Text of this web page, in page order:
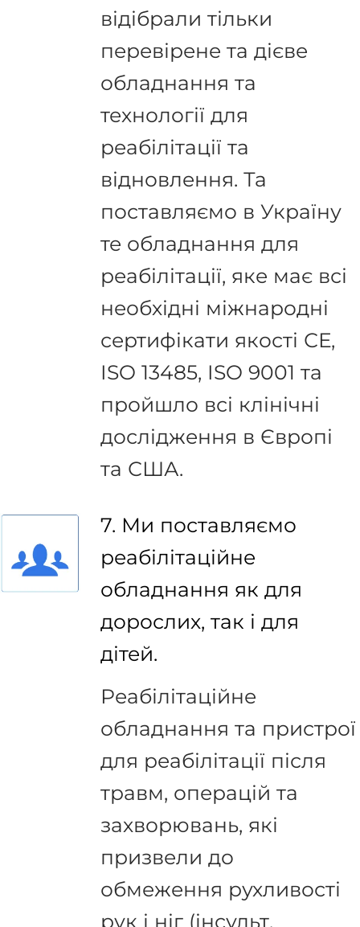
відібрали тільки
перевірене та дієве
обладнання та
технології для
реабілітації та
відновлення. Та
поставляємо в Україну
те обладнання для
реабілітації, яке має всі
необхідні міжнародні
сертифікати якості СЕ,
ISO 13485, ISO 9001 та
пройшло всі клінічні
дослідження в Європі
та США.
7. Ми поставляємо
реабілітаційне
обладнання як для
дорослих, так і для
дітей.
Реабілітаційне
обладнання та пристрої
для реабілітації після
травм, операцій та
захворювань, які
призвели до
обмеження рухливості
рук і ніг (інсульт,